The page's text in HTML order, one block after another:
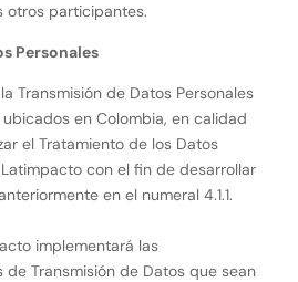
otros participantes.
Personales
Transmisión de Datos Personales
en Colombia, en calidad
el Tratamiento de los Datos
con el fin de desarrollar
en el numeral 4.1.1.
implementará las
Transmisión de Datos que sean